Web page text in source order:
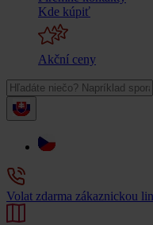
Kde kúpiť
Akční ceny
Volat zdarma zákaznickou